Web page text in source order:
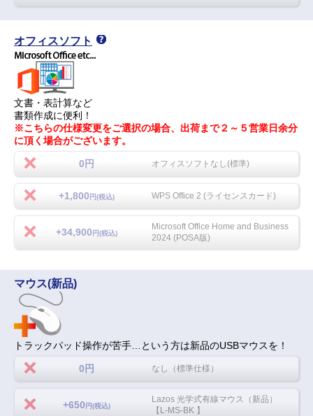
オフィスソフト
文書・表計算など
書類作成に便利！
※こちらの仕様変更をご選択の場合、出荷まで２～５営業日余分
に頂く場合がございます。
0円 オフィスソフトなし(標準)
+1,800 円(税込) WPS Office 2 (ライセンスカード)
+34,900 円(税込)
Microsoft Office Home and Business
2024 (POSA版)
マウス(新品)
トラックパッド操作が苦手…という方は新品のUSBマウスを！
0円 なし（標準仕様）
+650 円(税込)
Lazos 光学式有線マウス（新品）
【L-MS-BK 】